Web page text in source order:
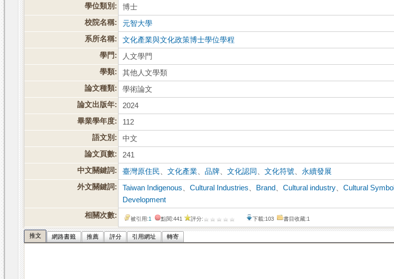
學位類別:
博士
校院名稱:
元智大學
系所名稱:
文化產業與文化政策博士學位學程
學門:
人文學門
學類:
其他人文學類
論文種類:
學術論文
論文出版年:
2024
畢業學年度:
112
語文別:
中文
論文頁數:
241
中文關鍵詞:
臺灣原住民 、文化產業 、品牌 、文化認同 、文化符號
永續發展
外文關鍵詞:
Taiwan Indigenous 、Cultural Industries Brand 、Cultural industry 、Cultural Symbol
Development
相關次數:
被引用:1 點閱:441 評分: 下載:103 書目收藏:1
推文 網路書籤 推薦 評分 引用網址 轉寄